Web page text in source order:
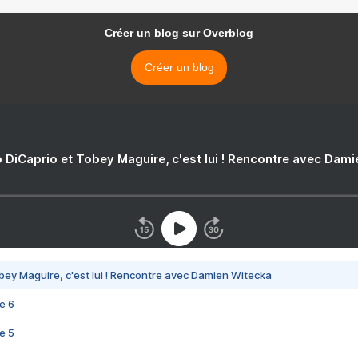
Créer un blog sur Overblog
Créer un blog
DiCaprio et Tobey Maguire, c'est lui ! Rencontre avec
Maguire, c'est lui ! Rencontre avec Damien Witecka
6
5